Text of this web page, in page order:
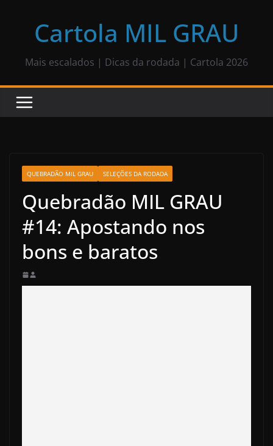
Cartola MIL GRAU
Mais escalados | Dicas da rodada | Cartola 2026
QUEBRADÃO MIL GRAU SELEÇÕES DA RODADA
Quebradão MIL GRAU
#14: Apostando nos
bons e baratos